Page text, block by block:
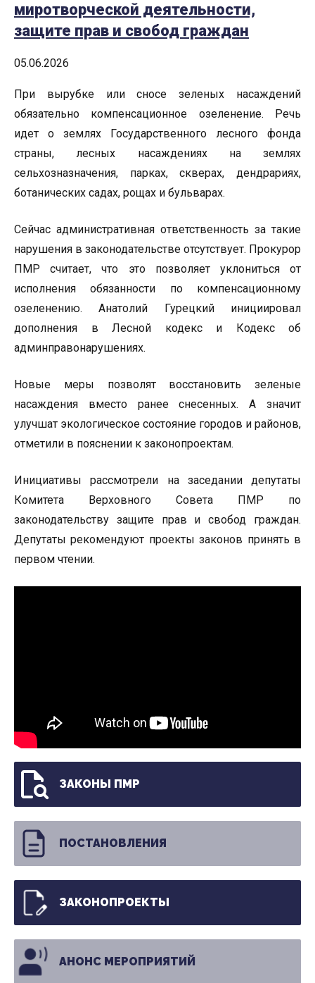
миротворческой деятельности,
защите прав и свобод граждан
05.06.2026
При вырубке или сносе зеленых насаждений
обязательно компенсационное озеленение. Речь
идет о землях Государственного лесного фонда
страны, лесных насаждениях на землях
сельхозназначения, парках, скверах, дендрариях,
ботанических садах, рощах и бульварах.
Сейчас административная ответственность за такие
нарушения в законодательстве отсутствует. Прокурор
ПМР считает, что это позволяет уклониться от
исполнения обязанности по компенсационному
озеленению. Анатолий Гурецкий инициировал
дополнения в Лесной кодекс и Кодекс об
админправонарушениях.
Новые меры позволят восстановить зеленые
насаждения вместо ранее снесенных. А значит
улучшат экологическое состояние городов и районов,
отметили в пояснении к законопроектам.
Инициативы рассмотрели на заседании депутаты
Комитета Верховного Совета ПМР по
законодательству защите прав и свобод граждан.
Депутаты рекомендуют проекты законов принять в
первом чтении.
ЗАКОНЫ ПМР
ПОСТАНОВЛЕНИЯ
ЗАКОНОПРОЕКТЫ
АНОНС МЕРОПРИЯТИЙ